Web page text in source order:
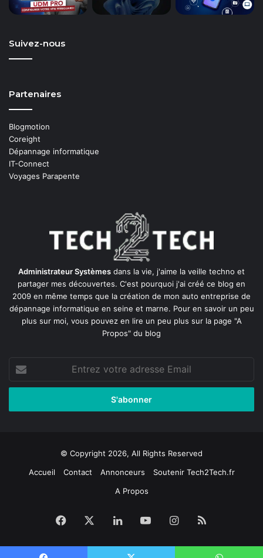
Suivez-nous
Partenaires
Blogmotion
Coreight
Dépannage informatique
IT-Connect
Voyages Parapente
Administrateur Systèmes dans la vie, j'aime la veille techno et
partager mes découvertes. C'est pourquoi j'ai créé ce blog en
2009 en même temps que la création de mon auto entreprise de
dépannage informatique en seine et marne. Pour en savoir un peu
plus sur moi, vous pouvez en lire un peu plus sur la page "A
Propos" du blog
votre
adresse
© Copyright 2026, All Rights Reserved
Accueil
Contact Annonceurs
Soutenir Tech2Tech.fr
A Propos
Facebook LinkedinYouTubeInstagram